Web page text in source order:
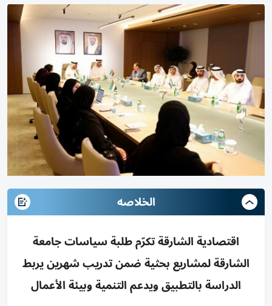
الخلاصه
اقتصادية الشارقة تكرّم طلبة سياسات جامعة
الشارقة لمشاريع بحثية ضمن تدريب شهرين يربط
الدراسة بالتطبيق ويدعم التنمية وبيئة الأعمال